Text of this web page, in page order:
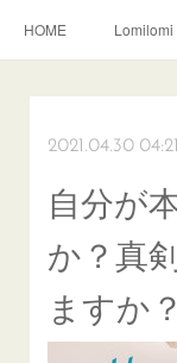
HOME Lomilomi
School無料説明会
2021.04.30 04:21
自分が
か？真
ますか？